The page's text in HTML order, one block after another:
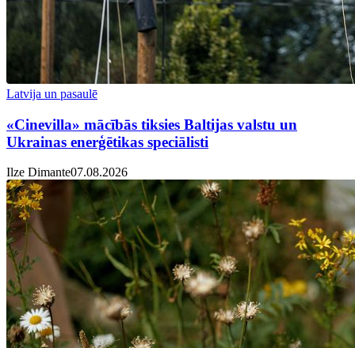
Latvija un pasaulē
«Cinevilla» mācībās tiksies Baltijas valstu un
Ukrainas enerģētikas speciālisti
Ilze Dimante07.08.2026